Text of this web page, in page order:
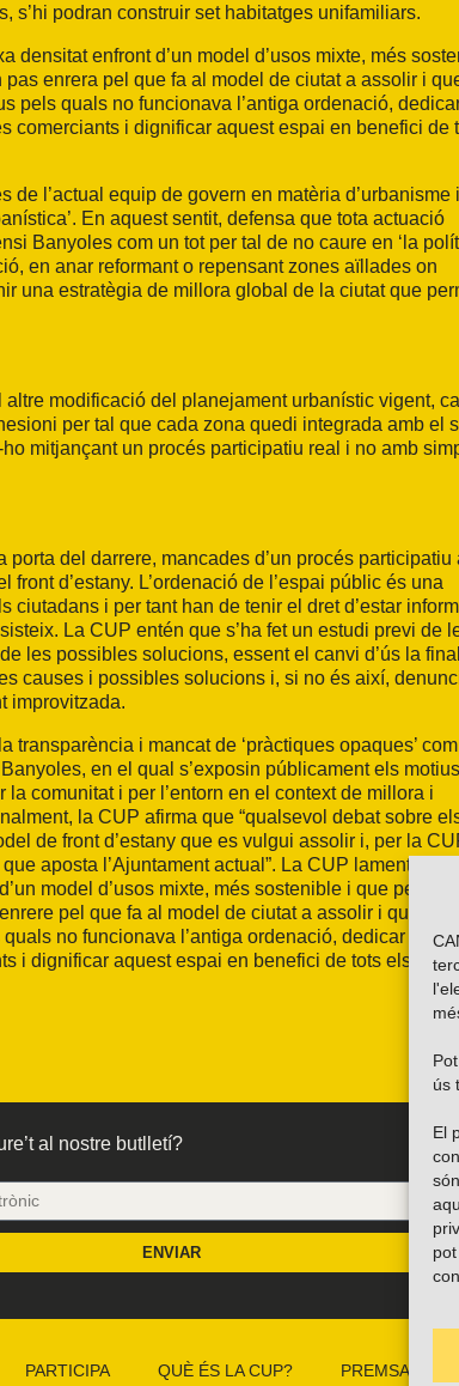
ús
El
s’hi podran construir set habitatges unifamiliars.
densitat enfront d’un model d’usos mixte, més
enrera pel que fa al model de ciutat a assolir i
pels quals no funcionava l’antiga ordenació,
comerciants i dignificar aquest espai en benefici de
de l’actual equip de govern en matèria d’urbanisme i
En aquest sentit, defensa que tota actuació
Banyoles com un tot per tal de no caure en ‘la
en anar reformant o repensant zones aïllades on
una estratègia de millora global de la ciutat que
modificació del planejament urbanístic vigent, cal
per tal que cada zona quedi integrada amb el
mitjançant un procés participatiu real i no amb
del darrere, mancades d’un procés participatiu
d’estany. L’ordenació de l’espai públic és una
ciutadans i per tant han de tenir el dret d’estar
La CUP entén que s’ha fet un estudi previ de
les possibles solucions, essent el canvi d’ús la
causes i possibles solucions i, si no és així,
improvitzada.
i mancat de ‘pràctiques opaques’
en el qual s’exposin públicament els motius
comunitat i per l’entorn en el context de millora i
la CUP afirma que “qualsevol debat sobre
de front d’estany que es vulgui assolir i, per la
aposta l’Ajuntament actual”. La CUP lamenta que
model d’usos mixte, més sostenible i que permeti
pel que fa al model de ciutat a assolir i que
no funcionava l’antiga ordenació, dedicar
i dignificar aquest espai en benefici de tots els
al nostre butlletí?
ENVIAR
PARTICIPA QUÈ ÉS LA CUP? PREMSA